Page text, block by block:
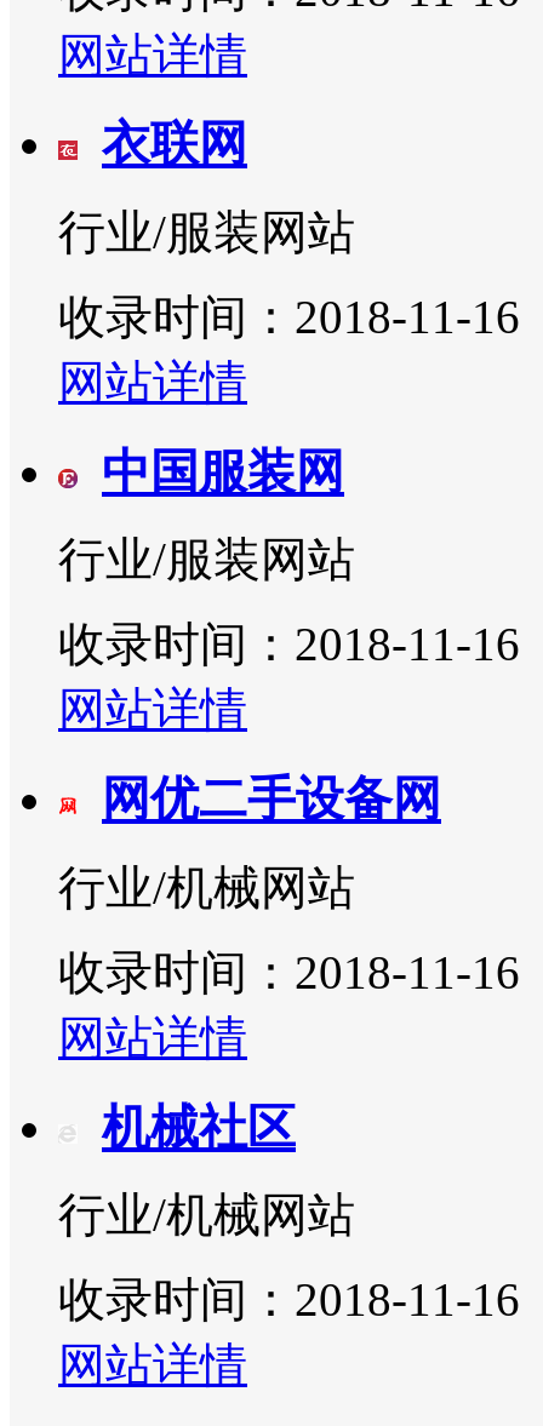
网站详情
衣联网
行业/服装网站
收录时间：2018-11-16
网站详情
中国服装网
行业/服装网站
收录时间：2018-11-16
网站详情
网优二手设备网
行业/机械网站
收录时间：2018-11-16
网站详情
机械社区
行业/机械网站
收录时间：2018-11-16
网站详情